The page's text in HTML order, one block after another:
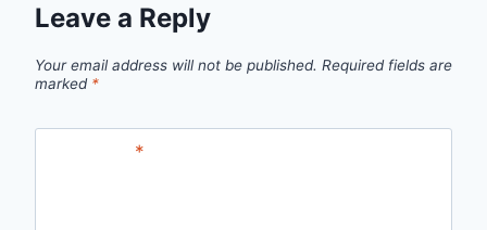
Leave a Reply
Your email address will not be published. Required fields are
marked *
*